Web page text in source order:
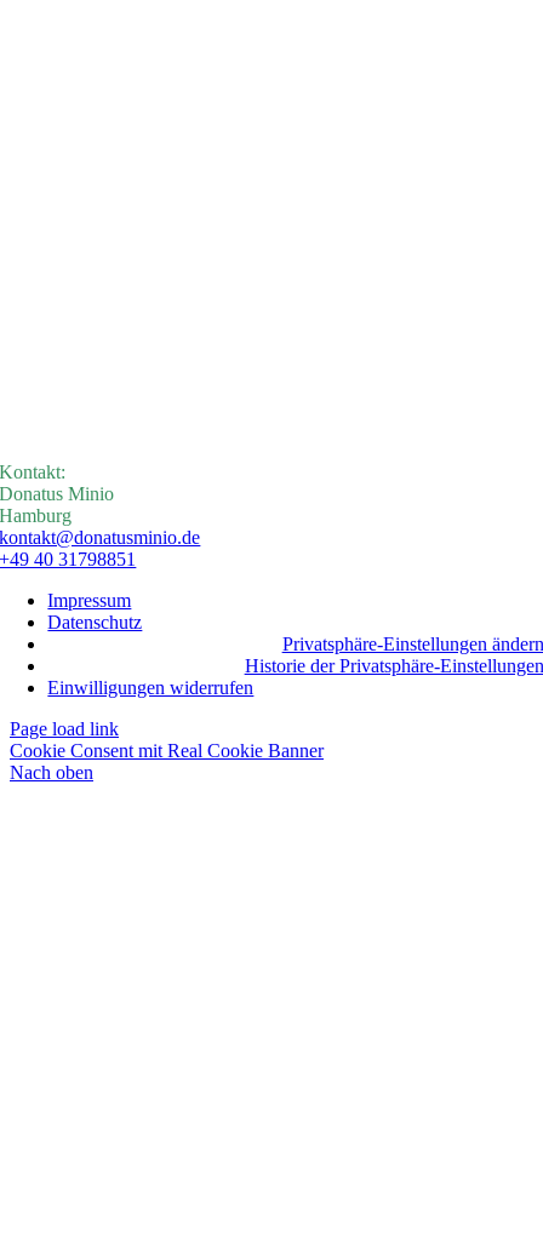
Kontakt:
Donatus Minio
Hamburg
kontakt@donatusminio.de
+49 40 31798851
Impressum
Datenschutz
Privatsphäre-Einstellungen ändern
Historie der Privatsphäre-Einstellungen
Einwilligungen widerrufen
Page load link
Cookie Consent mit Real Cookie Banner
Nach oben